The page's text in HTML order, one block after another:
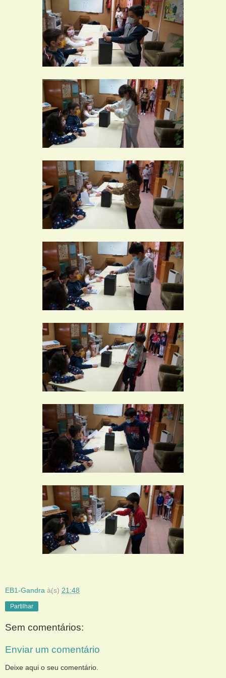
EB1-Gandra à(s) 21:48
Partilhar
Sem comentários:
Enviar um comentário
Deixe aqui o seu comentário.